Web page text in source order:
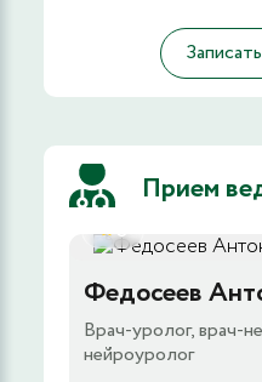
Прием
5
Федосеев
Врач-уролог, врач-
нейроуролог